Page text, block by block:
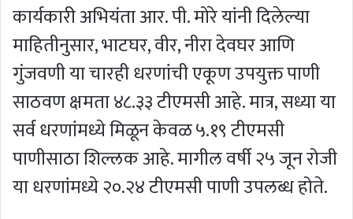
कार्यकारी अभियंता आर. पी. मोरे यांनी दिलेल्या
माहितीनुसार, भाटघर, वीर, नीरा देवघर आणि
गुंजवणी या चारही धरणांची एकूण उपयुक्त पाणी
साठवण क्षमता ४८.३३ टीएमसी आहे. मात्र, सध्या या
सर्व धरणांमध्ये मिळून केवळ ५.१९ टीएमसी
पाणीसाठा शिल्लक आहे. मागील वर्षी २५ जून रोजी
या धरणांमध्ये २०.२४ टीएमसी पाणी उपलब्ध होते.